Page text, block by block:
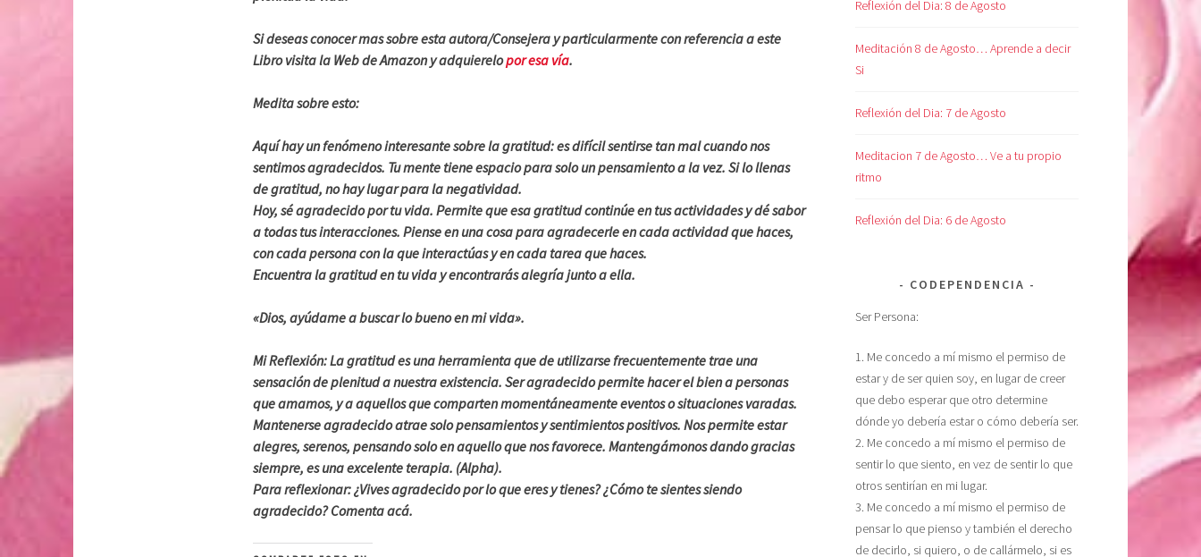
Si deseas conocer mas sobre esta autora/Consejera y particularmente con referencia a este
Libro visita la Web de Amazon y adquierelopor esa vía.
Medita sobre esto:
Aquí hay un fenómeno interesante sobre la gratitud: es difícil sentirse tan mal cuando nos
sentimos agradecidos. Tu mente tiene espacio para solo un pensamiento a la vez. Si lo llenas
de gratitud, no hay lugar para la negatividad.
Hoy, sé agradecido por tu vida. Permite que esa gratitud continúe en tus actividades y dé sabor
a todas tus interacciones. Piense en una cosa para agradecerle en cada actividad que haces,
con cada persona con la que interactúas y en cada tarea que haces.
Encuentra la gratitud en tu vida y encontrarás alegría junto a ella.
«Dios, ayúdame a buscar lo bueno en mi vida».
Mi Reflexión: La gratitud es una herramienta que de utilizarse frecuentemente trae una
sensación de plenitud a nuestra existencia. Ser agradecido permite hacer el bien a personas
que amamos, y a aquellos que comparten momentáneamente eventos o situaciones varadas.
Mantenerse agradecido atrae solo pensamientos y sentimientos positivos. Nos permite estar
alegres, serenos, pensando solo en aquello que nos favorece. Mantengámonos dando gracias
siempre, es una excelente terapia. (Alpha).
Para reflexionar: ¿Vives agradecido por lo que eres y tienes? ¿Cómo te sientes siendo
agradecido? Comenta acá.
Reflexión del Dia: 8 de Agosto
Meditación 8 de Agosto… Aprende a decir
Si
Reflexión del Dia: 7 de Agosto
Meditacion 7 de Agosto… Ve a tu propio
ritmo
Reflexión del Dia: 6 de Agosto
CODEPENDENCIA
Ser Persona:
1. Me concedo a mí mismo el permiso de
estar y de ser quien soy, en lugar de creer
que debo esperar que otro determine
dónde yo debería estar o cómo debería ser.
2. Me concedo a mí mismo el permiso de
sentir lo que siento, en vez de sentir lo que
otros sentirían en mi lugar.
3. Me concedo a mí mismo el permiso de
pensar lo que pienso y también el derecho
de decirlo, si quiero, o de callármelo, si es